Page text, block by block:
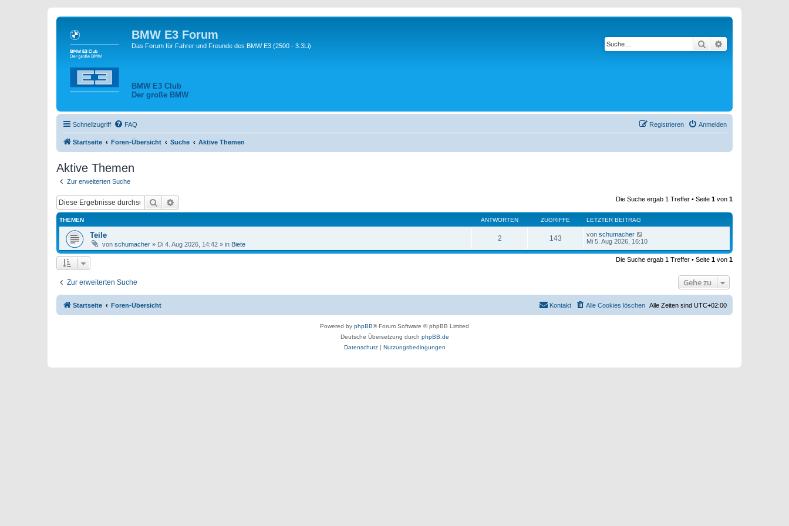
BMW E3 Forum
Das Forum für Fahrer und Freunde des BMW E3 (2500 - 3.3Li)
BMW E3 Club
Der große BMW
Suche
Schnellzugriff FAQ Anmelden
Registrieren
Startseite Foren-Übersicht Suche Aktive Themen
Aktive Themen
Zur erweiterten Suche
Suche Die Suche ergab 1 Treffer • Seite 1 von 1
THEMEN ANTWORTEN ZUGRIFFE LETZTER BEITRAG
Teile
von schumacher » Di 4. Aug 2026, 14:42 » in Biete
2 143 von schumacher
Mi 5. Aug 2026, 16:10
Die Suche ergab 1 Treffer • Seite 1 von 1
Zur erweiterten Suche Gehe zu
Startseite Foren-Übersicht Alle Zeiten sind UTC+02:00
Alle Cookies löschen
Kontakt
Powered by phpBB® Forum Software © phpBB Limited
Deutsche Übersetzung durch phpBB.de
Datenschutz| Nutzungsbedingungen